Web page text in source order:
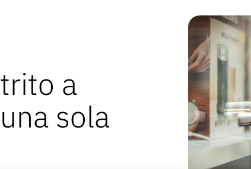
a
sola